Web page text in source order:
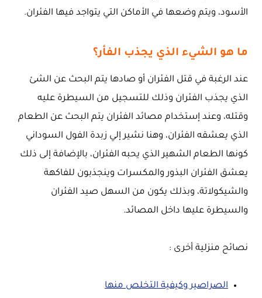
الأسود، ويتم وضعها في الأماكن التي يتواجد فيها الفئران.
ما هو الشيء الذي يجذب الفأر؟
عند الرغبة في قتل الفئران أو صادها يتم البحث عن الشئ
الذي يجذب الفئران وذلك للتسجيل من السيطرة عليه
وقتله، وعند إستخدام مصائد الفئران يتم البحث عن الطعام
الذي يعشقه الفئران، وهنا نشير إلي زبدة الفول السوداني
كونها الطعام الشهير الذي يحبه الفئران، بالإضافة إلى ذلك
يعشق الفئران البذور والمكسرات وينجذبون للفاكهة
والشيكولاتة، وبذلك يكون من السهل صيد الفئران
والسيطرة عليها داخل المصائد.
نصائح منزلية أخرى :
الصراصير وكيفية التخلص منها